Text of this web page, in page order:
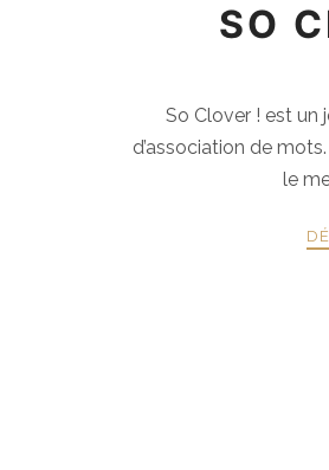
SO
So Clover ! est un
d’association de
le